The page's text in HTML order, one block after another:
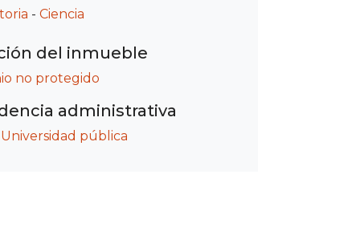
- Ciencia
del inmueble
no protegido
administrativa
Universidad pública